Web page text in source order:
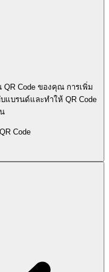
QR Code ของคุณ การเพิ่ม
แบรนด์และทำให้ QR Code
Code